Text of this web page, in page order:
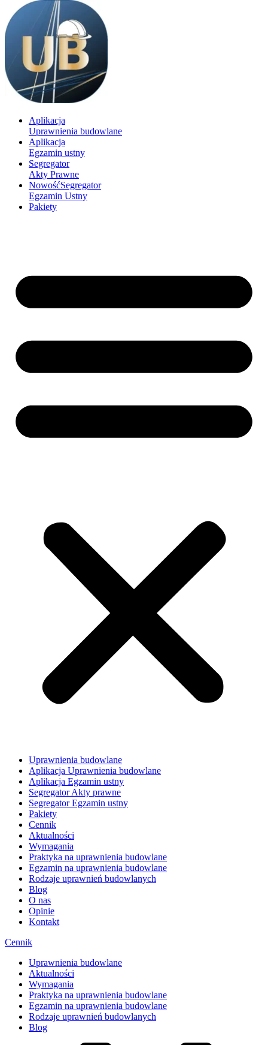
Aplikacja
Uprawnienia budowlane
Aplikacja
Egzamin ustny
Segregator
Akty Prawne
NowośćSegregator
Egzamin Ustny
Pakiety
Uprawnienia budowlane
Aplikacja Uprawnienia budowlane
Aplikacja Egzamin ustny
Segregator Akty prawne
Segregator Egzamin ustny
Pakiety
Cennik
Aktualności
Wymagania
Praktyka na uprawnienia budowlane
Egzamin na uprawnienia budowlane
Rodzaje uprawnień budowlanych
Blog
O nas
Opinie
Kontakt
Cennik
Uprawnienia budowlane
Aktualności
Wymagania
Praktyka na uprawnienia budowlane
Egzamin na uprawnienia budowlane
Rodzaje uprawnień budowlanych
Blog